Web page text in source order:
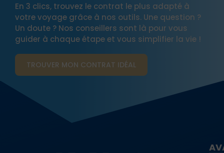
En 3 clics, trouvez le contrat le plus adapté à
votre voyage grâce à nos outils. Une question ?
Un doute ? Nos conseillers sont là pour vous
guider à chaque étape et vous simplifier la vie !
TROUVER MON CONTRAT​ IDÉAL